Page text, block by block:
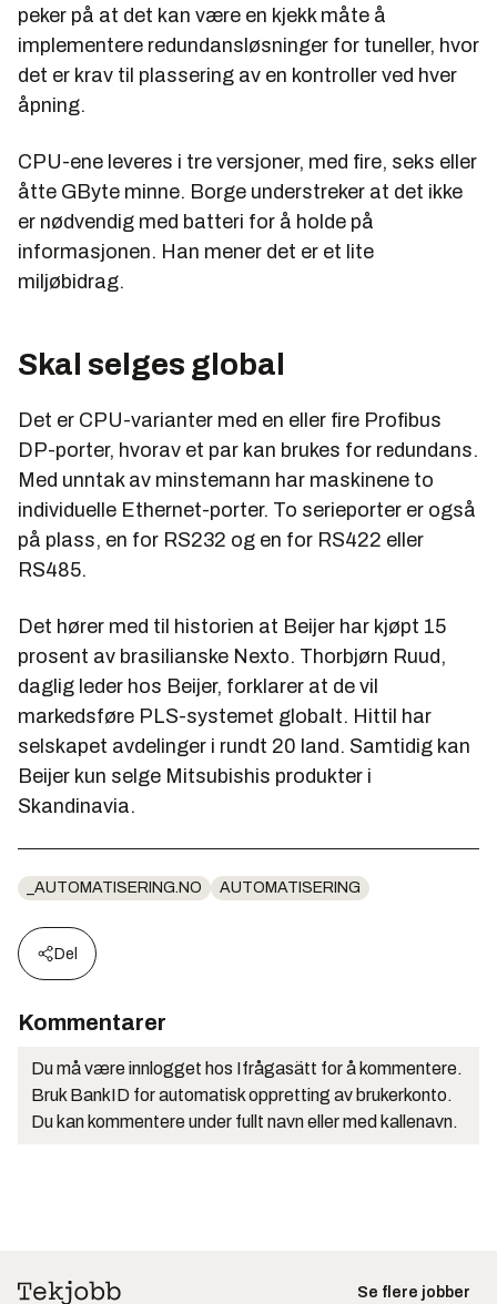
peker på at det kan være en kjekk måte å
implementere redundansløsninger for tuneller, hvor
det er krav til plassering av en kontroller ved hver
åpning.
CPU-ene leveres i tre versjoner, med fire, seks eller
åtte GByte minne. Borge understreker at det ikke
er nødvendig med batteri for å holde på
informasjonen. Han mener det er et lite
miljøbidrag.
Skal selges global
Det er CPU-varianter med en eller fire Profibus
DP-porter, hvorav et par kan brukes for redundans.
Med unntak av minstemann har maskinene to
individuelle Ethernet-porter. To serieporter er også
på plass, en for RS232 og en for RS422 eller
RS485.
Det hører med til historien at Beijer har kjøpt 15
prosent av brasilianske Nexto. Thorbjørn Ruud,
daglig leder hos Beijer, forklarer at de vil
markedsføre PLS-systemet globalt. Hittil har
selskapet avdelinger i rundt 20 land. Samtidig kan
Beijer kun selge Mitsubishis produkter i
Skandinavia.
_AUTOMATISERING.NO AUTOMATISERING
Del
Kommentarer
Du må være innlogget hos Ifrågasätt for å kommentere.
Bruk BankID for automatisk oppretting av brukerkonto.
Du kan kommentere under fullt navn eller med kallenavn.
Se flere jobber